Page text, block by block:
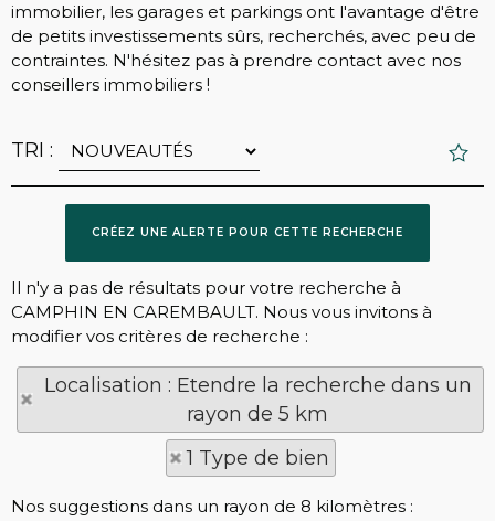
immobilier, les garages et parkings ont l'avantage d'être
de petits investissements sûrs, recherchés, avec peu de
contraintes. N'hésitez pas à prendre contact avec nos
conseillers immobiliers !
TRI :
Il n'y a pas de résultats pour votre recherche à
CAMPHIN EN CAREMBAULT. Nous vous invitons à
modifier vos critères de recherche :
Localisation : Etendre la recherche dans un
rayon de 5 km
1 Type de bien
Nos suggestions dans un rayon de 8 kilomètres :